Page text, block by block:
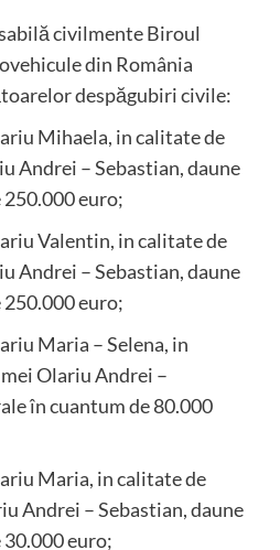
civilmente Biroul
din România
despăgubiri civile:
Mihaela, in calitate de
Andrei – Sebastian, daune
euro;
Valentin, in calitate de
Andrei – Sebastian, daune
euro;
Maria – Selena, in
Olariu Andrei –
în cuantum de 80.000
Maria, in calitate de
Andrei – Sebastian, daune
euro;